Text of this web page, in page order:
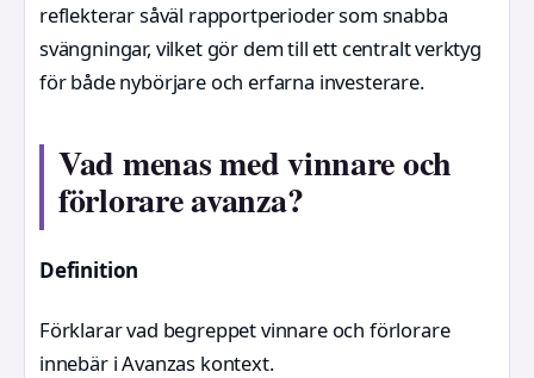
reflekterar såväl rapportperioder som snabba
svängningar, vilket gör dem till ett centralt verktyg
för både nybörjare och erfarna investerare.
Vad menas med vinnare och
förlorare avanza?
Definition
Förklarar vad begreppet vinnare och förlorare
innebär i Avanzas kontext.